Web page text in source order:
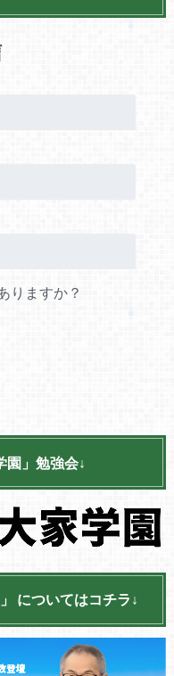
りますか？
園」勉強会↓
についてはコチラ↓